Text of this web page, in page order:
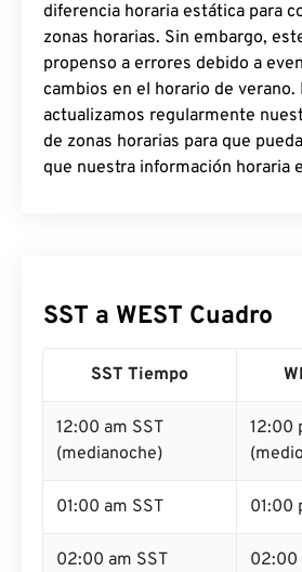
diferencia horaria estática para
zonas horarias. Sin embargo,
propenso a errores debido a
cambios en el horario de verano.
actualizamos regularmente
de zonas horarias para que
que nuestra información horaria
SST a WEST Cuadro
SST Tiempo
12:00 am SST
(medianoche)
12:00
01:00 am SST 01:00
02:00 am SST 02:00